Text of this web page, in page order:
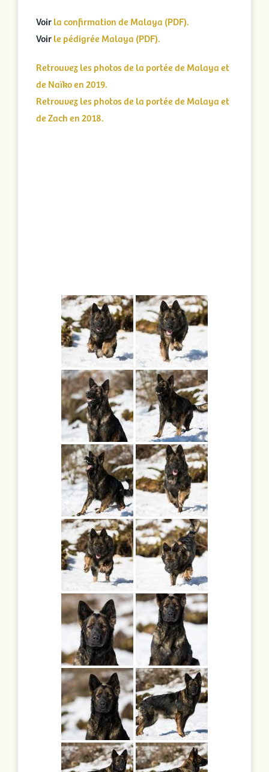
Voirla confirmation de Malaya (PDF).
Voirle pédigrée Malaya (PDF).
Retrouvez les photos de la portée de Malaya et
de Naïko en 2019.
Retrouvez les photos de la portée de Malaya et
de Zach en 2018.